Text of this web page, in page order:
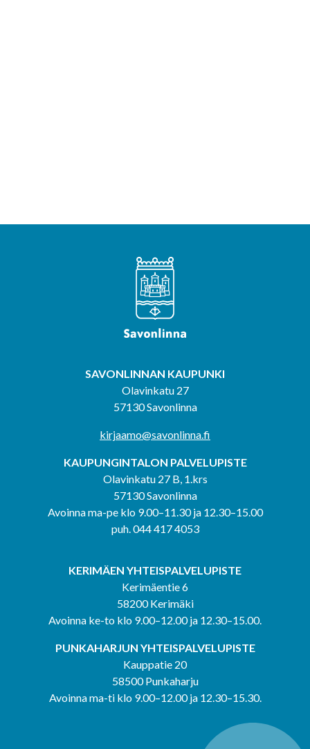
SAVONLINNAN KAUPUNKI
Olavinkatu 27
57130 Savonlinna
kirjaamo@savonlinna.fi
KAUPUNGINTALON PALVELUPISTE
Olavinkatu 27 B, 1.krs
57130 Savonlinna
Avoinna ma-pe klo 9.00–11.30 ja 12.30–15.00
puh. 044 417 4053
KERIMÄEN YHTEISPALVELUPISTE
Kerimäentie 6
58200 Kerimäki
Avoinna ke-to klo 9.00–12.00 ja 12.30–15.00.
PUNKAHARJUN YHTEISPALVELUPISTE
Kauppatie 20
58500 Punkaharju
Avoinna ma-ti klo 9.00–12.00 ja 12.30–15.30.